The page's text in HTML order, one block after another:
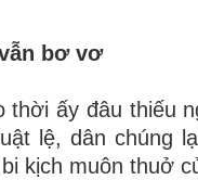
bơ vơ
thời ấy đâu
lệ, dân chúng
kịch muôn thuở